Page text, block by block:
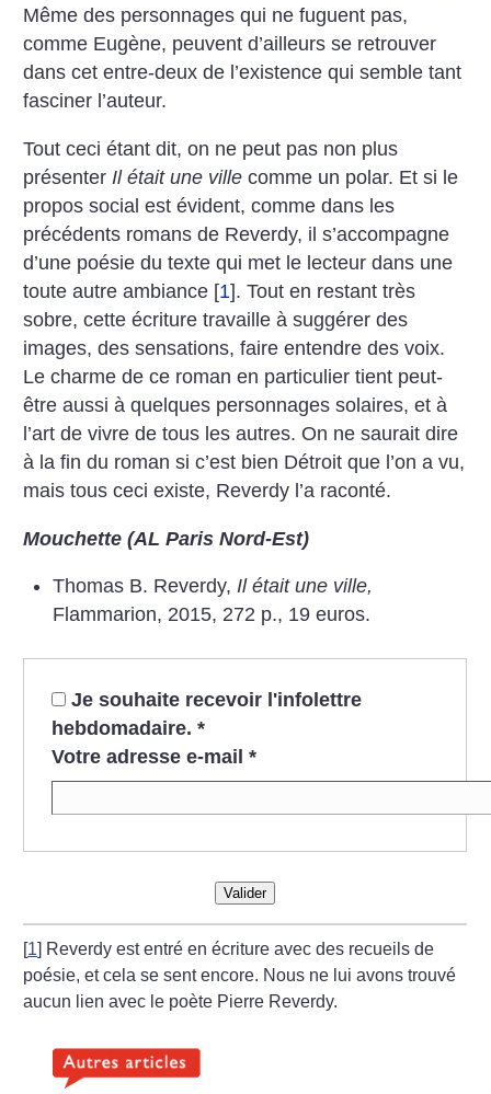
Même des personnages qui ne fuguent pas,
comme Eugène, peuvent d’ailleurs se retrouver
dans cet entre-deux de l’existence qui semble tant
fasciner l’auteur.
Tout ceci étant dit, on ne peut pas non plus
présenter Il était une ville comme un polar. Et si le
propos social est évident, comme dans les
précédents romans de Reverdy, il s’accompagne
d’une poésie du texte qui met le lecteur dans une
toute autre ambiance [1]. Tout en restant très
sobre, cette écriture travaille à suggérer des
images, des sensations, faire entendre des voix.
Le charme de ce roman en particulier tient peut-
être aussi à quelques personnages solaires, et à
l’art de vivre de tous les autres. On ne saurait dire
à la fin du roman si c’est bien Détroit que l’on a vu,
mais tous ceci existe, Reverdy l’a raconté.
Mouchette (AL Paris Nord-Est)
Thomas B. Reverdy, Il était une ville,
Flammarion, 2015, 272 p., 19 euros.
Je souhaite recevoir l'infolettre
hebdomadaire. *
Votre adresse e-mail *
Valider
[1] Reverdy est entré en écriture avec des recueils de
poésie, et cela se sent encore. Nous ne lui avons trouvé
aucun lien avec le poète Pierre Reverdy.